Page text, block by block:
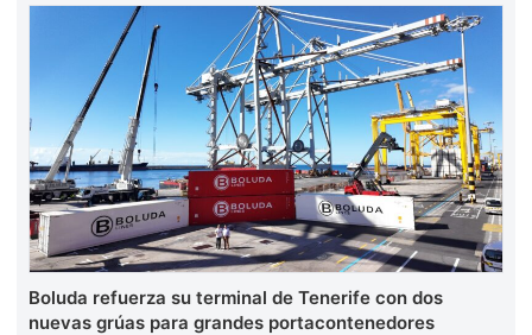
Boluda refuerza su terminal de Tenerife con dos
nuevas grúas para grandes portacontenedores